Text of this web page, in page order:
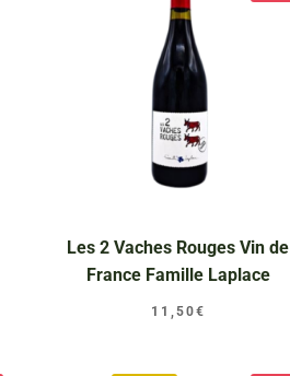
Les 2 Vaches Rouges Vin de
France Famille Laplace
11,50€